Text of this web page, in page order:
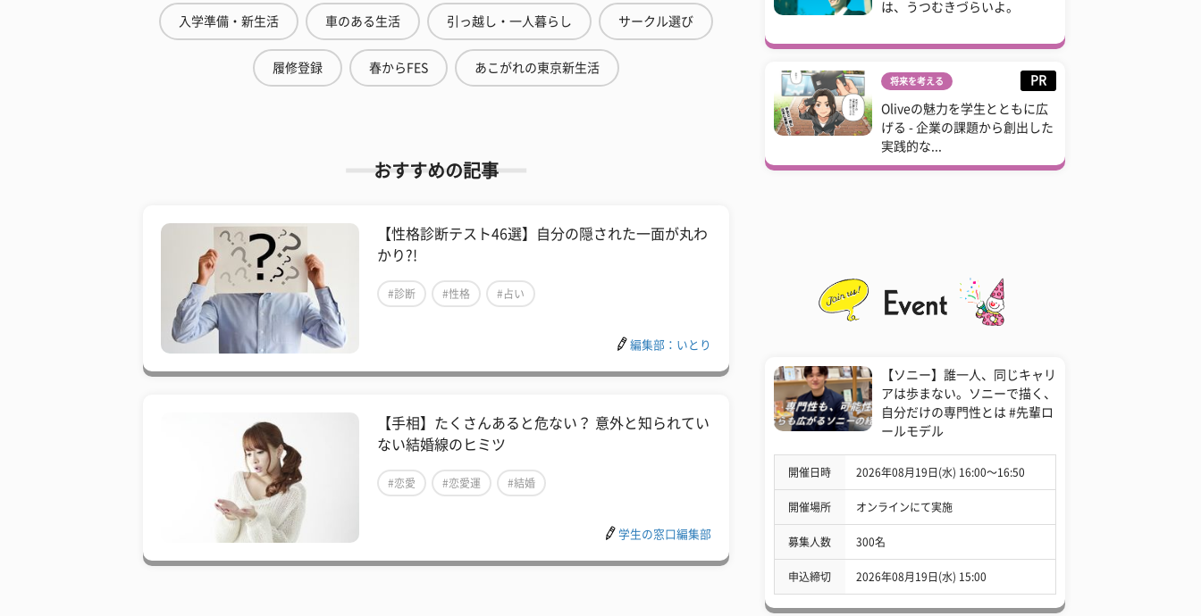
入学準備・新生活 車のある生活 引っ越し・一人暮らし サークル選び
履修登録 春からFES あこがれの東京新生活
おすすめの記事
【性格診断テスト46選】自分の隠された一面が丸わ
かり?!
#診断 #性格 #占い
編集部：いとり
【手相】たくさんあると危ない？ 意外と知られてい
ない結婚線のヒミツ
#恋愛 #恋愛運 #結婚
学生の窓口編集部
は、うつむきづらいよ。
将来を考える PR
Oliveの魅力を学生とともに広
げる - 企業の課題から創出した
実践的な...
【ソニー】誰一人、同じキャリ
アは歩まない。ソニーで描く、
自分だけの専門性とは #先輩ロ
ールモデル
開催日時 2026年08月19日(水) 16:00〜16:50
開催場所 オンラインにて実施
募集人数 300名
申込締切 2026年08月19日(水) 15:00